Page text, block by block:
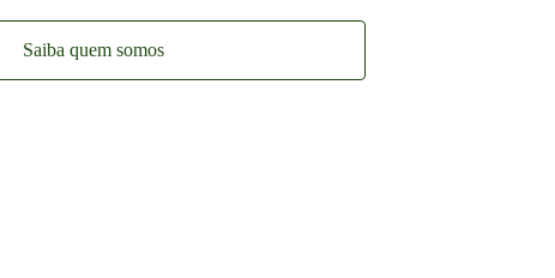
Saiba quem somos